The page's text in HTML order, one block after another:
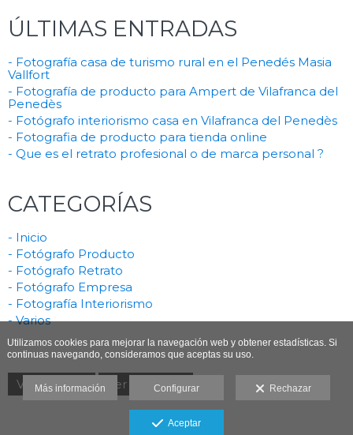
ÚLTIMAS ENTRADAS
- Fotografía casa de turismo rural en el Penedés Masia
Vallfort
- Fotografía de producto para Ampert de Vilafranca del
Penedès
- Fotógrafo interiorismo casa en Vilafranca del Penedès
- Fotografia de producto para tienda online
- Que es el retrato profesional o de marca personal ?
CATEGORÍAS
- Inicio
- Fotógrafo Producto
- Fotógrafo Retrato
- Fotógrafo Empresa
- Fotografía Interiorismo
- Varios
Ver anterior Ver siguiente
Utilizamos cookies para mejorar la navegación web y obtener estadísticas. Si
continuas navegando, consideramos que aceptas su uso.
Más información Configurar Rechazar
Aceptar